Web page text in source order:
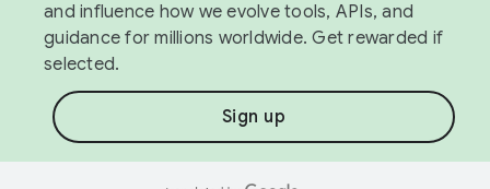
and influence how we evolve tools, APIs, and
guidance for millions worldwide. Get rewarded if
selected.
Sign up